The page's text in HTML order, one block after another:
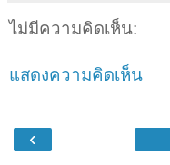
ไม่มีความคิดเห็น:
แสดงความคิดเห็น
‹